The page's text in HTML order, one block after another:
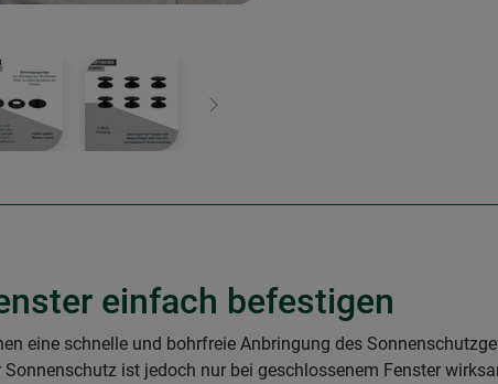
Weiter
einfach befestigen
eine schnelle und bohrfreie Anbringung des
ist jedoch nur bei geschlossenem Fenster